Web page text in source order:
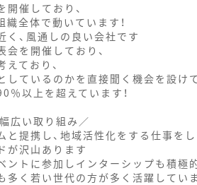
催しており、
全体で動いています！
、風通しの良い会社です
を開催しており、
ており、
しているのかを直接聞く機会を設け
以上を超えています！
広い取り組み／
提携し、地域活性化をする仕事をし
が沢山あります
トに参加しインターシップも積極
多く若い世代の方が多く活躍していま